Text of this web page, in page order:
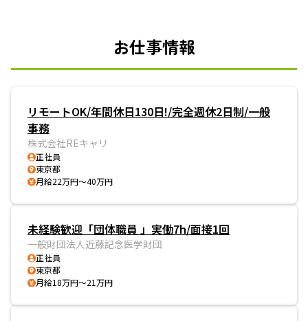
お仕事情報
リモートOK/年間休日130日!/完全週休2日制/一般
事務
株式会社REキャリ
正社員
東京都
月給22万円～40万円
未経験歓迎「団体職員 」実働7h/面接1回
一般財団法人近藤記念医学財団
正社員
東京都
月給18万円～21万円